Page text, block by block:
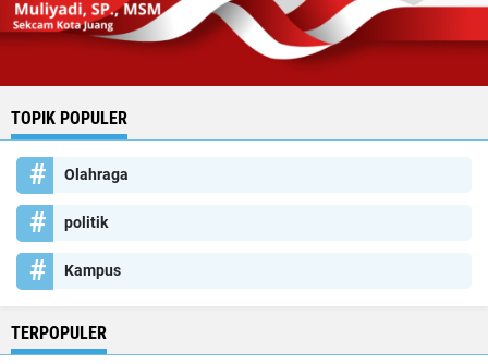
TOPIK POPULER
Olahraga
politik
Kampus
TERPOPULER